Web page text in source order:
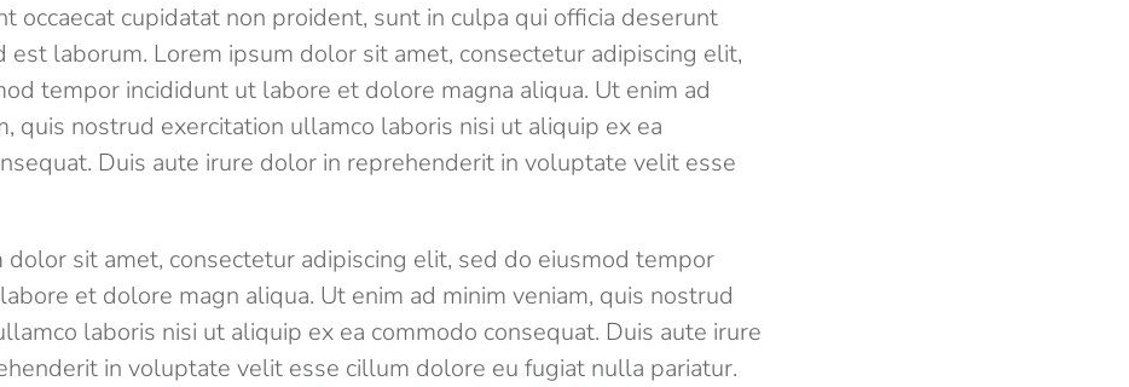
occaecat cupidatat non proident, sunt in culpa qui officia deserunt
est laborum. Lorem ipsum dolor sit amet, consectetur adipiscing elit,
tempor incididunt ut labore et dolore magna aliqua. Ut enim ad
quis nostrud exercitation ullamco laboris nisi ut aliquip ex ea
Duis aute irure dolor in reprehenderit in voluptate velit esse
dolor sit amet, consectetur adipiscing elit, sed do eiusmod tempor
et dolore magn aliqua. Ut enim ad minim veniam, quis nostrud
laboris nisi ut aliquip ex ea commodo consequat. Duis aute irure
in voluptate velit esse cillum dolore eu fugiat nulla pariatur.